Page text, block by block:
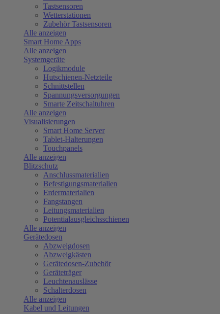
Tastsensoren
Wetterstationen
Zubehör Tastsensoren
Alle anzeigen
Smart Home Apps
Alle anzeigen
Systemgeräte
Logikmodule
Hutschienen-Netzteile
Schnittstellen
Spannungsversorgungen
Smarte Zeitschaltuhren
Alle anzeigen
Visualisierungen
Smart Home Server
Tablet-Halterungen
Touchpanels
Alle anzeigen
Blitzschutz
Anschlussmaterialien
Befestigungsmaterialien
Erdermaterialien
Fangstangen
Leitungsmaterialien
Potentialausgleichsschienen
Alle anzeigen
Gerätedosen
Abzweigdosen
Abzweigkästen
Gerätedosen-Zubehör
Geräteträger
Leuchtenauslässe
Schalterdosen
Alle anzeigen
Kabel und Leitungen